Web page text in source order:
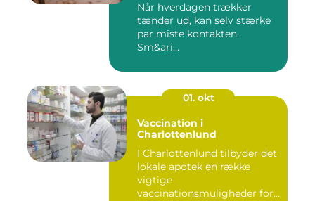
Når hverdagen trækker
tænder ud, kan selv stærke
par miste kontakten.
Sm&ari...
01. okt
Vaccination i
Charlottenlund
I Charlottenlund tilbyder det
lokale apotek en række
vigtige
vaccinationsmuligheder for